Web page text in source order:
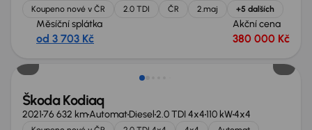
Koupeno nové v ČR 2.0 TDI ČR 2.maj +5 dalších
Měsíční splátka
od 3 703 Kč
Akční cena
380 000 Kč
Škoda Kodiaq
202176 632 kmAutomatDiesel2.0 TDI 4x4110 kW4x4